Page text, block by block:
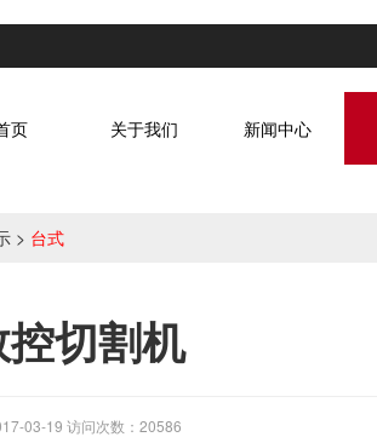
新闻中心
关于我们
页
> 台式
切割机
03-19 访问次数：20586